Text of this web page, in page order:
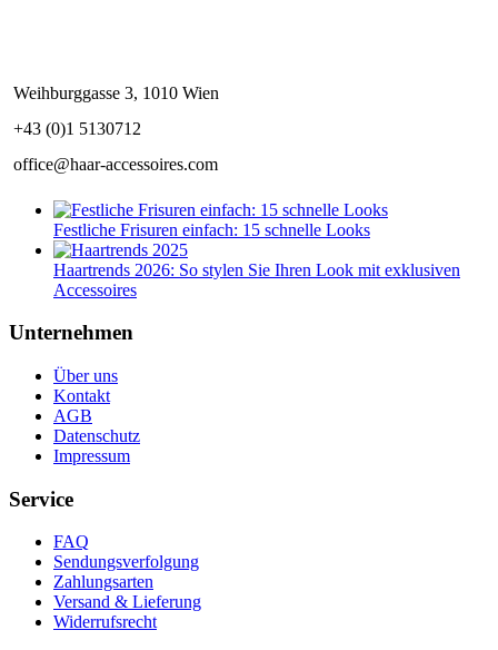
Weihburggasse 3, 1010 Wien
+43 (0)1 5130712
office@haar-accessoires.com
Festliche Frisuren einfach: 15 schnelle Looks
Haartrends 2026: So stylen Sie Ihren Look mit exklusiven
Accessoires
Unternehmen
Über uns
Kontakt
AGB
Datenschutz
Impressum
Service
FAQ
Sendungsverfolgung
Zahlungsarten
Versand & Lieferung
Widerrufsrecht